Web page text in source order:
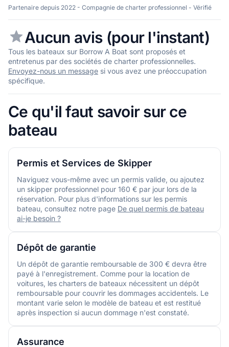
Partenaire depuis 2022 - Compagnie de charter professionnel - Vérifié
Aucun avis (pour l'instant)
Tous les bateaux sur Borrow A Boat sont proposés et
entretenus par des sociétés de charter professionnelles.
Envoyez-nous un message si vous avez une préoccupation
spécifique.
Ce qu'il faut savoir sur ce
bateau
Permis et Services de Skipper
Naviguez vous-même avec un permis valide, ou ajoutez
un skipper professionnel pour 160 € par jour lors de la
réservation. Pour plus d'informations sur les permis
bateau, consultez notre page De quel permis de bateau
ai-je besoin ?
Dépôt de garantie
Un dépôt de garantie remboursable de 300 € devra être
payé à l'enregistrement. Comme pour la location de
voitures, les charters de bateaux nécessitent un dépôt
remboursable pour couvrir les dommages accidentels. Le
montant varie selon le modèle de bateau et est restitué
après inspection si aucun dommage n'est constaté.
Assurance